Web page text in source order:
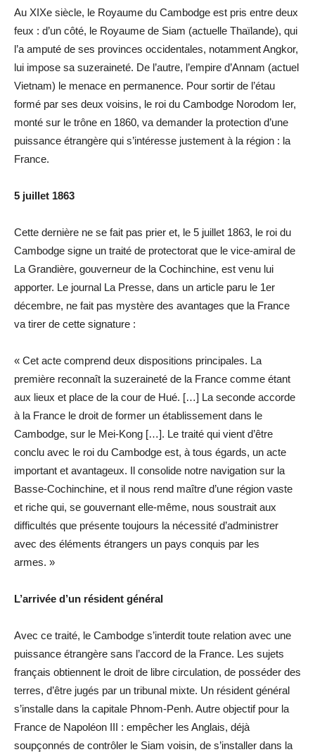
Au XIXe siècle, le Royaume du Cambodge est pris entre deux
feux : d’un côté, le Royaume de Siam (actuelle Thaïlande), qui
l’a amputé de ses provinces occidentales, notamment Angkor,
lui impose sa suzeraineté. De l’autre, l’empire d’Annam (actuel
Vietnam) le menace en permanence. Pour sortir de l’étau
formé par ses deux voisins, le roi du Cambodge Norodom Ier,
monté sur le trône en 1860, va demander la protection d’une
puissance étrangère qui s’intéresse justement à la région : la
France.
5 juillet 1863
Cette dernière ne se fait pas prier et, le 5 juillet 1863, le roi du
Cambodge signe un traité de protectorat que le vice-amiral de
La Grandière, gouverneur de la Cochinchine, est venu lui
apporter. Le journal La Presse, dans un article paru le 1er
décembre, ne fait pas mystère des avantages que la France
va tirer de cette signature :
« Cet acte comprend deux dispositions principales. La
première reconnaît la suzeraineté de la France comme étant
aux lieux et place de la cour de Hué. […] La seconde accorde
à la France le droit de former un établissement dans le
Cambodge, sur le Mei-Kong […]. Le traité qui vient d’être
conclu avec le roi du Cambodge est, à tous égards, un acte
important et avantageux. Il consolide notre navigation sur la
Basse-Cochinchine, et il nous rend maître d’une région vaste
et riche qui, se gouvernant elle-même, nous soustrait aux
difficultés que présente toujours la nécessité d’administrer
avec des éléments étrangers un pays conquis par les
armes. »
L’arrivée d’un résident général
Avec ce traité, le Cambodge s’interdit toute relation avec une
puissance étrangère sans l’accord de la France. Les sujets
français obtiennent le droit de libre circulation, de posséder des
terres, d’être jugés par un tribunal mixte. Un résident général
s’installe dans la capitale Phnom-Penh. Autre objectif pour la
France de Napoléon III : empêcher les Anglais, déjà
soupçonnés de contrôler le Siam voisin, de s’installer dans la